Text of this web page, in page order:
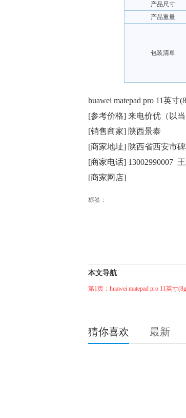
产品尺寸
产品重量
包装清单
huawei matepad pro 11英寸
[参考价格] 来电价优（以当
[销售商家] 陕西景泰
[商家地址] 陕西省西安市
[商家电话] 13002990007
[商家网店]
标签：
本文导航
第1页：huawei matepad pro 11英寸
猜你喜欢 最新